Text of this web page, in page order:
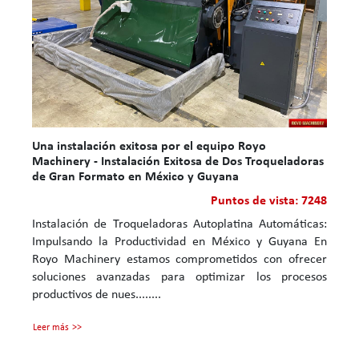
Una instalación exitosa por el equipo Royo
Machinery - Instalación Exitosa de Dos Troqueladoras
de Gran Formato en México y Guyana
Puntos de vista: 7248
Instalación de Troqueladoras Autoplatina Automáticas:
Impulsando la Productividad en México y Guyana En
Royo Machinery estamos comprometidos con ofrecer
soluciones avanzadas para optimizar los procesos
productivos de nues........
Leer más